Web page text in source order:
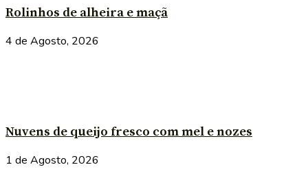
Rolinhos de alheira e maçã
4 de Agosto, 2026
Nuvens de queijo fresco com mel e nozes
1 de Agosto, 2026